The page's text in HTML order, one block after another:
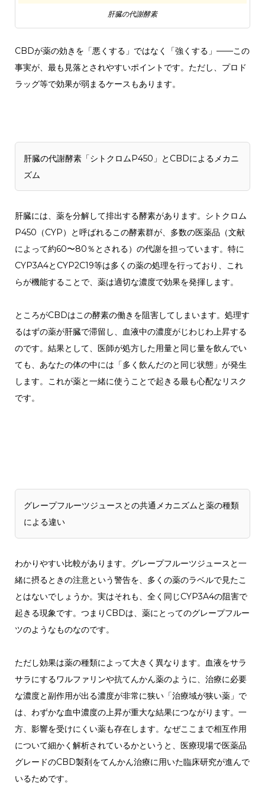
肝臓の代謝酵素
CBDが薬の効きを「悪くする」ではなく「強くする」——この
事実が、最も見落とされやすいポイントです。ただし、プロド
ラッグ等で効果が弱まるケースもあります。
肝臓の代謝酵素「シトクロムP450」とCBDによるメカニ
ズム
肝臓には、薬を分解して排出する酵素があります。シトクロム
P450（CYP）と呼ばれるこの酵素群が、多数の医薬品（文献
によって約60〜80％とされる）の代謝を担っています。特に
CYP3A4とCYP2C19等は多くの薬の処理を行っており、これ
らが機能することで、薬は適切な濃度で効果を発揮します。
ところがCBDはこの酵素の働きを阻害してしまいます。処理す
るはずの薬が肝臓で滞留し、血液中の濃度がじわじわ上昇する
のです。結果として、医師が処方した用量と同じ量を飲んでい
ても、あなたの体の中には「多く飲んだのと同じ状態」が発生
します。これが薬と一緒に使うことで起きる最も心配なリスク
です。
グレープフルーツジュースとの共通メカニズムと薬の種類
による違い
わかりやすい比較があります。グレープフルーツジュースと一
緒に摂るときの注意という警告を、多くの薬のラベルで見たこ
とはないでしょうか。実はそれも、全く同じCYP3A4の阻害で
起きる現象です。つまりCBDは、薬にとってのグレープフルー
ツのようなものなのです。
ただし効果は薬の種類によって大きく異なります。血液をサラ
サラにするワルファリンや抗てんかん薬のように、治療に必要
な濃度と副作用が出る濃度が非常に狭い「治療域が狭い薬」で
は、わずかな血中濃度の上昇が重大な結果につながります。一
方、影響を受けにくい薬も存在します。なぜここまで相互作用
について細かく解析されているかというと、医療現場で医薬品
グレードのCBD製剤をてんかん治療に用いた臨床研究が進んで
いるためです。